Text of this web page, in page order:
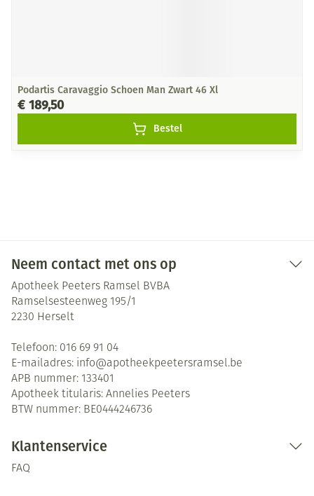
Podartis Caravaggio Schoen Man Zwart 46 Xl
€ 189,50
Bestel
Neem contact met ons op
Apotheek Peeters Ramsel BVBA
Ramselsesteenweg 195/1
2230 Herselt
Telefoon: 016 69 91 04
E-mailadres: info@apotheekpeetersramsel.be
APB nummer: 133401
Apotheek titularis: Annelies Peeters
BTW nummer: BE0444246736
Klantenservice
FAQ